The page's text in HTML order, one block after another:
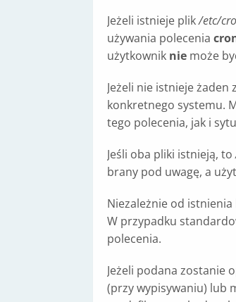
Jeżeli istnieje plik/etc/
używania polecenia
użytkownik nie może
Jeżeli nie istnieje
konkretnego systemu.
tego polecenia, jak i
Jeśli oba pliki istnieją, to
brany pod uwagę, a
Niezależnie od
W przypadku
polecenia.
Jeżeli podana zostanie
(przy wypisywaniu) lub